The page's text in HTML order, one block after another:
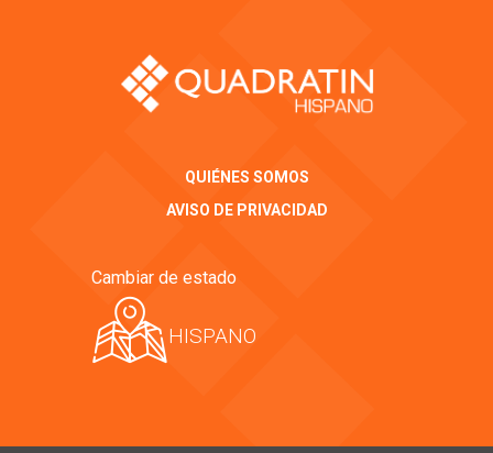
QUIÉNES SOMOS
AVISO DE PRIVACIDAD
Cambiar de estado
HISPANO